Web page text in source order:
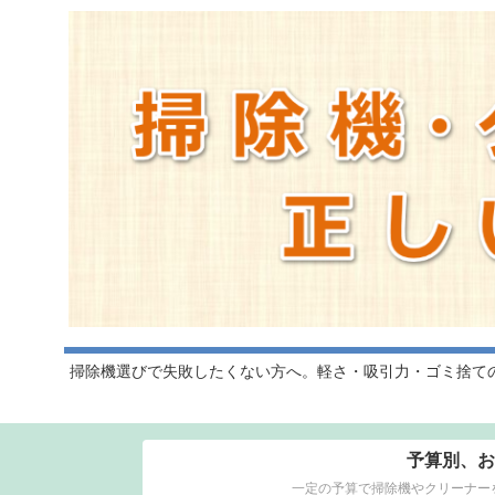
掃除機選びで失敗したくない方へ。軽さ・吸引力・ゴミ捨
予算別、
一定の予算で掃除機やクリーナ